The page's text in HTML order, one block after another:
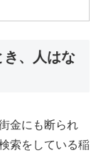
き、人はな
金にも断られ
索をしている稲